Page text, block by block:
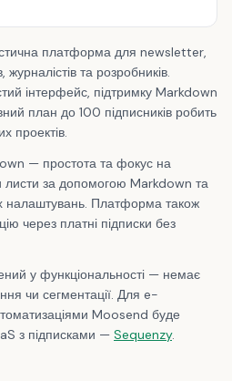
платформа для newsletter,
та розробників.
інтерфейс, підтримку Markdown
план до 100 підписників робить
проектів.
— простота та фокус на
листи за допомогою Markdown та
налаштувань. Платформа також
через платні підписки без
у функціональності — немає
чи сегментації. Для e-
Moosend буде
з підписками — Sequenzy.